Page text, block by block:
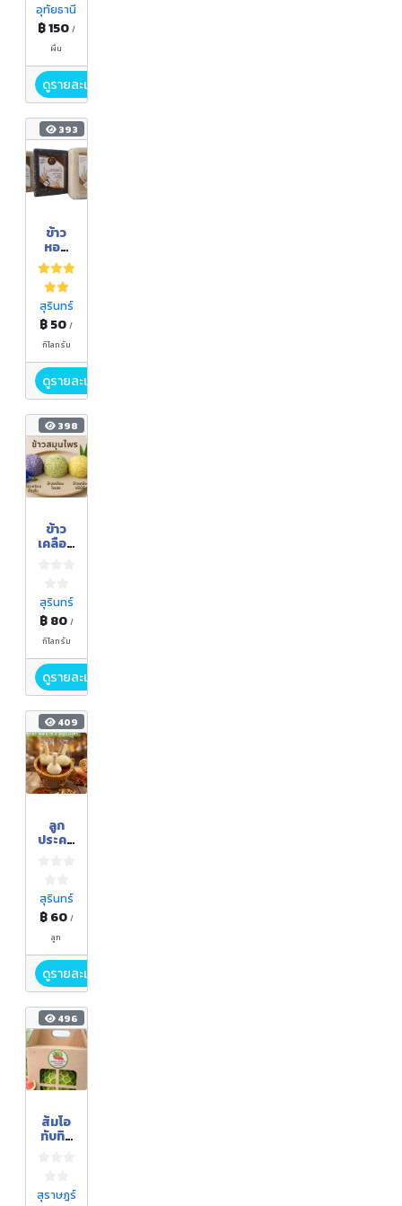
อุทัยธานี
฿ 150 /
ผืน
ดูรายละเอียด
393
ข้าว
หอม
มะลิ
สุรินท
ร์
สุรินทร์
฿ 50/
กิโลกรัม
ดูรายละเอียด
398
ข้าว
เคลือบ
สุรินทร์
฿ 80 /
กิโลกรัม
ดูรายละเอียด
409
ลูก
ประคบ
สุรินทร์
฿ 60 /
ลูก
ดูรายละเอียด
496
ส้มโอ
ทับทิม
สุราษฎร์